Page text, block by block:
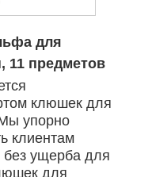
для
11 предметов
клюшек для
упорно
клиентам
ущерба для
для